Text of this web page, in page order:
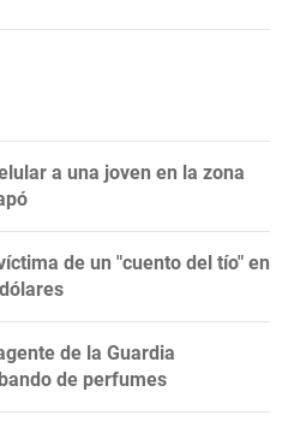
a una joven en la zona
de un "cuento del tío" en
de la Guardia
de perfumes